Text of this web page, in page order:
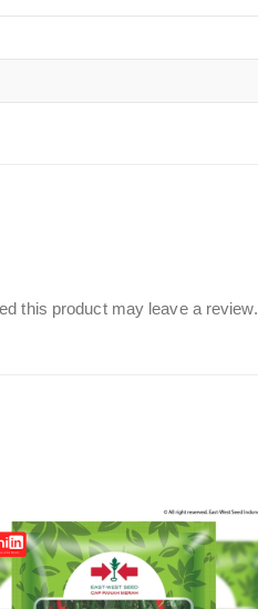
this product may leave a review.